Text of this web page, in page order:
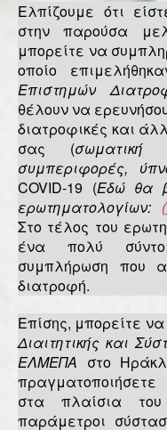
Ελπίζουμε ότι
στην παρούσα
μπορείτε να
οποίο
Επιστημών
θέλουν να
διατροφικές και
σας (σωματική
συμπεριφορές,
COVID-19 (Εδώ θα
ερωτηματολογίων:
Στο τέλος του
ένα πολύ
συμπλήρωση που
διατροφή.
Επίσης, μπορείτε
Διαιτητικής και
ΕΛΜΕΠΑ στο
πραγματοποιήσετε
στα πλαίσια του
παράμετροι